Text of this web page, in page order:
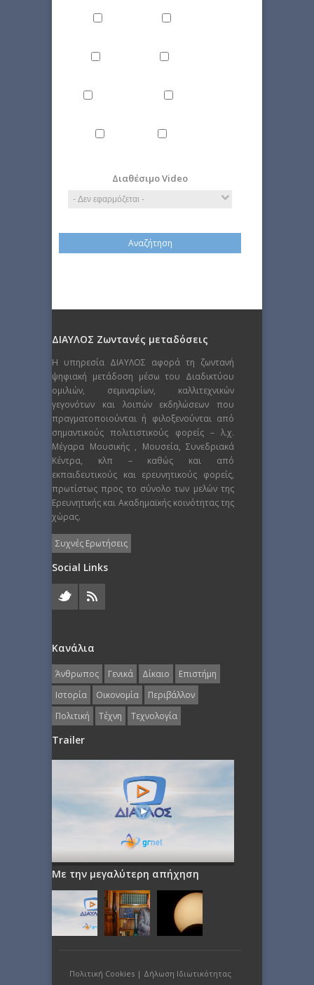
Διαθέσιμο Video
ΔΙΑΥΛΟΣ Ζωντανές μεταδόσεις
Η υπηρεσία ΔΙΑΥΛΟΣ αφορά τη ζωντανή
ψηφιακή μετάδοση μέσω του Διαδικτύου
ομιλιών, σεμιναρίων, καλλιτεχνικών
γεγονότων και λοιπών εκδηλώσεων που
πραγματοποιούνται ή φιλοξενούνται από
σημαντικούς πολιτιστικούς φορείς – λ.χ.
Μέγαρα Μουσικής , Μουσεία, Συνεδριακά
Κέντρα, κλπ – καθώς και από
εκπαιδευτικούς και ερευνητικούς φορείς,
πρωτίστως προς το σύνολο των μελών της
Ερευνητικής και Ακαδημαϊκής κοινότητας της
χώρας.
Συχνές Ερωτήσεις
Social Links
Κανάλια
Άνθρωπος Γενικά Δίκαιο
Επιστήμη
Ιστορία
Οικονομία
Περιβάλλον
Πολιτική
Τέχνη Τεχνολογία
Trailer
Με την μεγαλύτερη απήχηση
Πολιτική Cookies| Δήλωση Ιδιωτικότητας